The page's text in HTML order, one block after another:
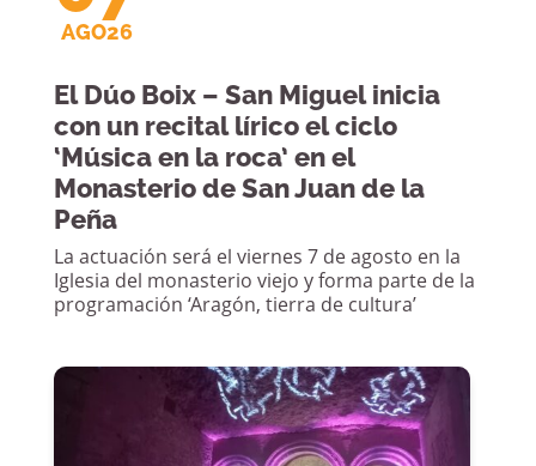
AGO26
El Dúo Boix – San Miguel inicia
con un recital lírico el ciclo
‘Música en la roca’ en el
Monasterio de San Juan de la
Peña
La actuación será el viernes 7 de agosto en la
Iglesia del monasterio viejo y forma parte de la
programación ‘Aragón, tierra de cultura’